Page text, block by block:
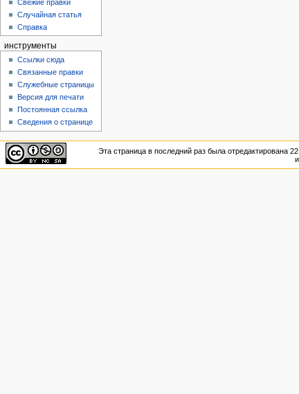
Свежие правки
Случайная статья
Справка
инструменты
Ссылки сюда
Связанные правки
Служебные страницы
Версия для печати
Постоянная ссылка
Сведения о странице
Эта страница в последний раз была отредактирована